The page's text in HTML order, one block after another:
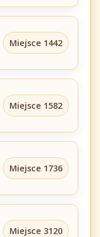
Miejsce 1442
Miejsce 1582
Miejsce 1736
Miejsce 3120